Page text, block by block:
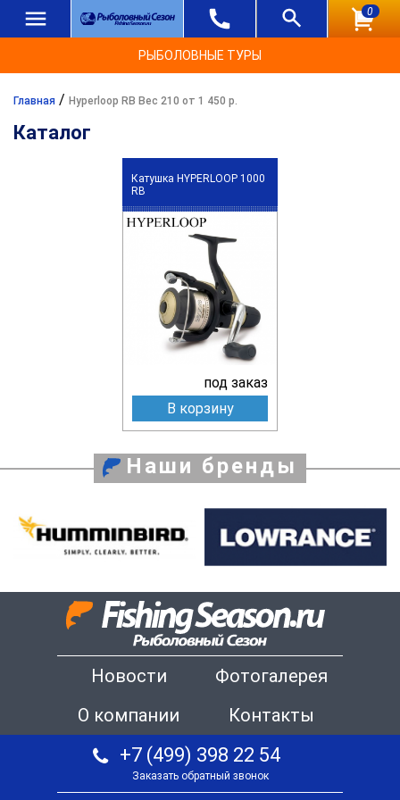
0
РЫБОЛОВНЫЕ ТУРЫ
Главная / Hyperloop RB Вес 210 от 1 450 р.
Каталог
Катушка HYPERLOOP 1000
RB
под заказ
В корзину
Наши бренды
Новости
Фотогалерея
О компании
Контакты
+7 (499) 398 22 54
Заказать обратный звонок